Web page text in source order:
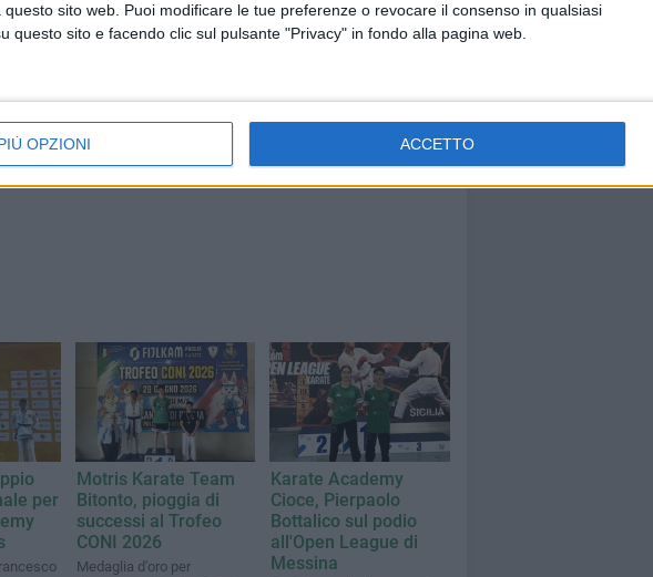
sito web. Puoi modificare le tue preferenze o revocare il consenso in qualsiasi
questo sito e facendo clic sul pulsante "Privacy" in fondo alla pagina web.
OPZIONI ACCETTO
7 AGOSTO 2026
cancella ritardi del Comune»
per
Motris Karate Team
Bitonto, pioggia di
successi al Trofeo
CONI 2026
Medaglia d'oro per
Karate Academy
Cioce, Pierpaolo
Bottalico sul podio
all'Open League di
Messina